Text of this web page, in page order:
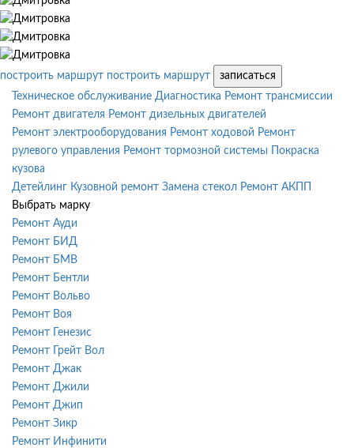
построить маршрут построить маршрут
записаться
Техническое обслуживание Диагностика Ремонт трансмиссии
Ремонт двигателя Ремонт дизельных двигателей
Ремонт электрооборудования Ремонт ходовой Ремонт
рулевого управления Ремонт тормозной системы
Покраска
кузова
Детейлинг Кузовной ремонт Замена стекол Ремонт АКПП
Выбрать марку
Ремонт Ауди
Ремонт БИД
Ремонт БМВ
Ремонт Бентли
Ремонт Вольво
Ремонт Воя
Ремонт Генезис
Ремонт Грейт Вол
Ремонт Джак
Ремонт Джили
Ремонт Джип
Ремонт Зикр
Ремонт Инфинити